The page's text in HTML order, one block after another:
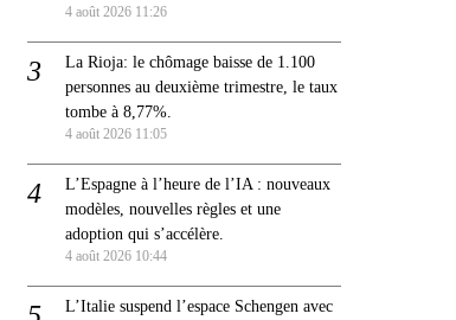
4 août 2026 11:26
La Rioja: le chômage baisse de 1.100
personnes au deuxième trimestre, le taux
tombe à 8,77%.
4 août 2026 11:05
L’Espagne à l’heure de l’IA : nouveaux
modèles, nouvelles règles et une
adoption qui s’accélère.
4 août 2026 10:44
L’Italie suspend l’espace Schengen avec